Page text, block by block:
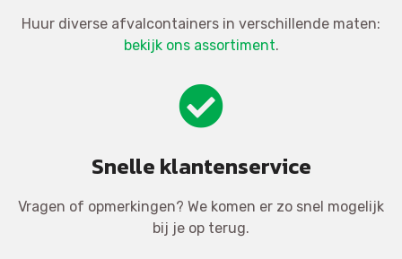
Huur diverse afvalcontainers in verschillende maten:
bekijk ons assortiment.
Snelle klantenservice
Vragen of opmerkingen? We komen er zo snel mogelijk
bij je op terug.